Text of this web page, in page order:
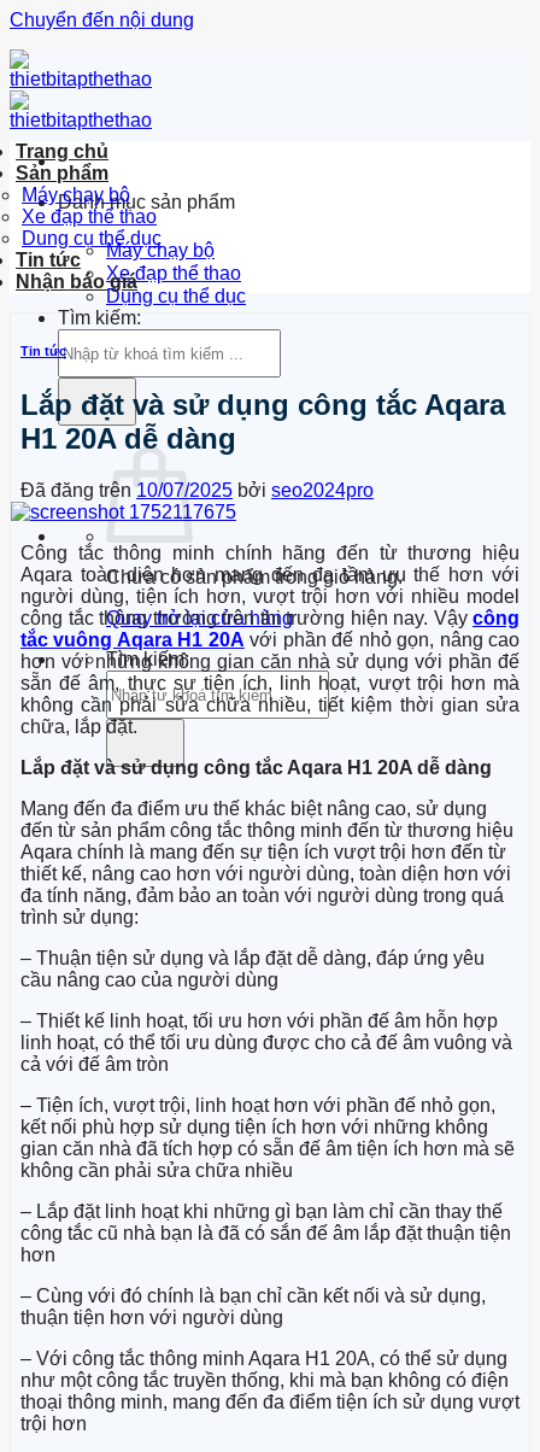
Chuyển đến nội dung
Danh mục sản phẩm
Máy chạy bộ
Xe đạp thể thao
Dụng cụ thể dục
Tìm kiếm:
Chưa có sản phẩm trong giỏ hàng.
Quay trở lại cửa hàng
Tìm kiếm:
Trang chủ
Sản phẩm
Máy chạy bộ
Xe đạp thể thao
Dung cụ thể dục
Tin tức
Nhận báo giá
Tin tức
Lắp đặt và sử dụng công tắc Aqara
H1 20A dễ dàng
Đã đăng trên 10/07/2025 bởi seo2024pro
Công tắc thông minh chính hãng đến từ thương hiệu
Aqara toàn diện hơn mang đến đa tầm ưu thế hơn với
người dùng, tiện ích hơn, vượt trội hơn với nhiều model
công tắc thông thường trên thị trường hiện nay. Vậy công
tắc vuông Aqara H1 20A với phần đế nhỏ gọn, nâng cao
hơn với những không gian căn nhà sử dụng với phần đế
sẵn đế âm, thực sự tiện ích, linh hoạt, vượt trội hơn mà
không cần phải sửa chữa nhiều, tiết kiệm thời gian sửa
chữa, lắp đặt.
Lắp đặt và sử dụng công tắc Aqara H1 20A dễ dàng
Mang đến đa điểm ưu thế khác biệt nâng cao, sử dụng
đến từ sản phẩm công tắc thông minh đến từ thương hiệu
Aqara chính là mang đến sự tiện ích vượt trội hơn đến từ
thiết kế, nâng cao hơn với người dùng, toàn diện hơn với
đa tính năng, đảm bảo an toàn với người dùng trong quá
trình sử dụng:
– Thuận tiện sử dụng và lắp đặt dễ dàng, đáp ứng yêu
cầu nâng cao của người dùng
– Thiết kế linh hoạt, tối ưu hơn với phần đế âm hỗn hợp
linh hoạt, có thể tối ưu dùng được cho cả đế âm vuông và
cả với đế âm tròn
– Tiện ích, vượt trội, linh hoạt hơn với phần đế nhỏ gọn,
kết nối phù hợp sử dụng tiện ích hơn với những không
gian căn nhà đã tích hợp có sẵn đế âm tiện ích hơn mà sẽ
không cần phải sửa chữa nhiều
– Lắp đặt linh hoạt khi những gì bạn làm chỉ cần thay thế
công tắc cũ nhà bạn là đã có sắn đế âm lắp đặt thuận tiện
hơn
– Cùng với đó chính là bạn chỉ cần kết nối và sử dụng,
thuận tiện hơn với người dùng
– Với công tắc thông minh Aqara H1 20A, có thể sử dụng
như một công tắc truyền thống, khi mà bạn không có điện
thoại thông minh, mang đến đa điểm tiện ích sử dụng vượt
trội hơn